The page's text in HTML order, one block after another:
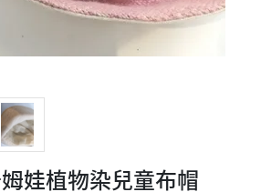
娃植物染兒童布帽